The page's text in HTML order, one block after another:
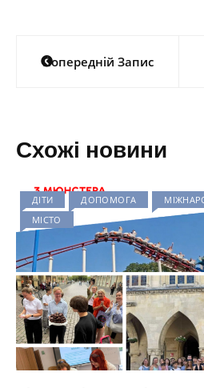
Навігація
записів
Попередній Запис
Схожі новини
ДІТИ ДОПОМОГА
МІСТО